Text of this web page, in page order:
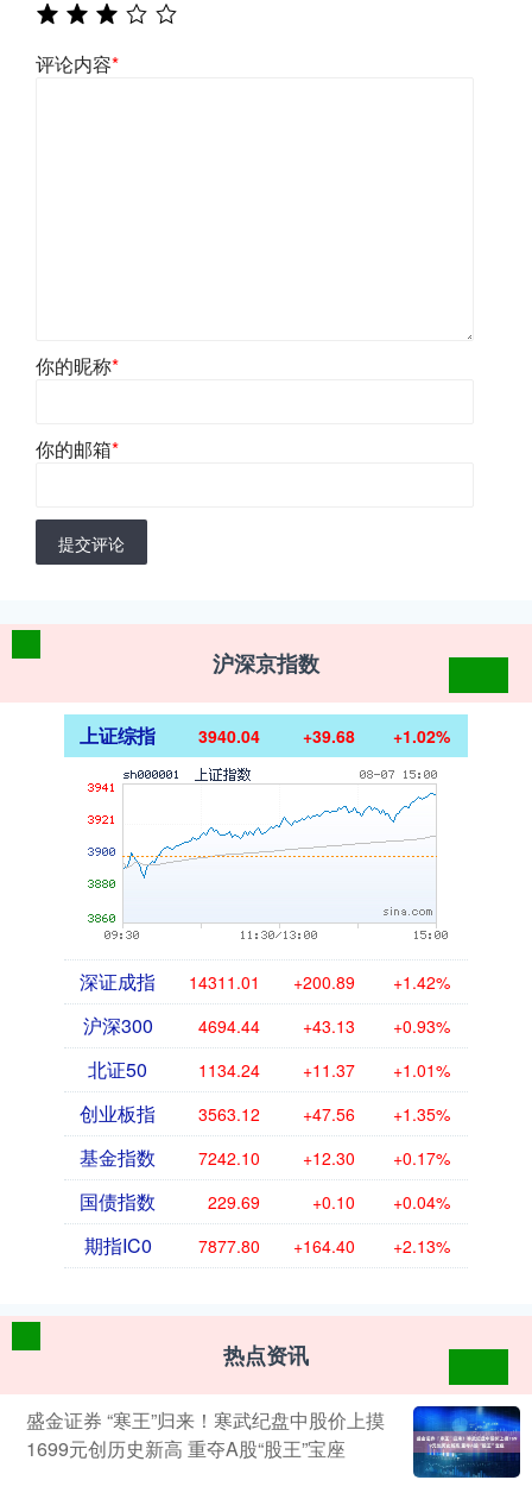
评论内容*
你的昵称*
你的邮箱*
提交评论
沪深京指数
上证综指 3940.04 +39.68 +1.02%
深证成指 14311.01 +200.89 +1.42%
沪深300 4694.44 +43.13 +0.93%
北证50 1134.24 +11.37 +1.01%
创业板指 3563.12 +47.56 +1.35%
基金指数 7242.10 +12.30 +0.17%
国债指数 229.69 +0.10 +0.04%
期指IC0 7877.80 +164.40 +2.13%
热点资讯
盛金证券 “寒王”归来！寒武纪盘中股价上摸
1699元创历史新高 重夺A股“股王”宝座